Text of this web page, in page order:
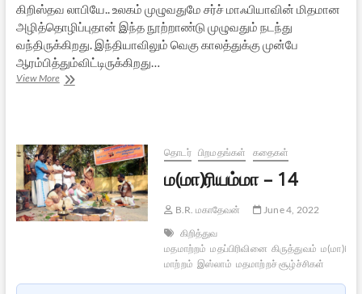
கிறிஸ்தவ லாபியே.. உலகம் முழுவதுமே சர்ச் மாஃபியாவின் மிதமான
அழித்தொழிப்புதான் இந்த நூற்றாண்டு முழுவதும் நடந்து
வந்திருக்கிறது. இந்தியாவிலும் வெகு காலத்துக்கு முன்பே
ஆரம்பித்தும்விட்டிருக்கிறது…
View Moreதமிழக
தொடர் பிறமதங்கள் கதைகள்
ம(மா)ரியம்மா – 14
B.R. மகாதேவன்
June 4, 2022
கிறித்துவ
மதமாற்றம் மதப்பிரிவினை கிருத்துவம்
மாற்றம் இஸ்லாம் மதமாற்றச் சூழ்ச்சிகள்